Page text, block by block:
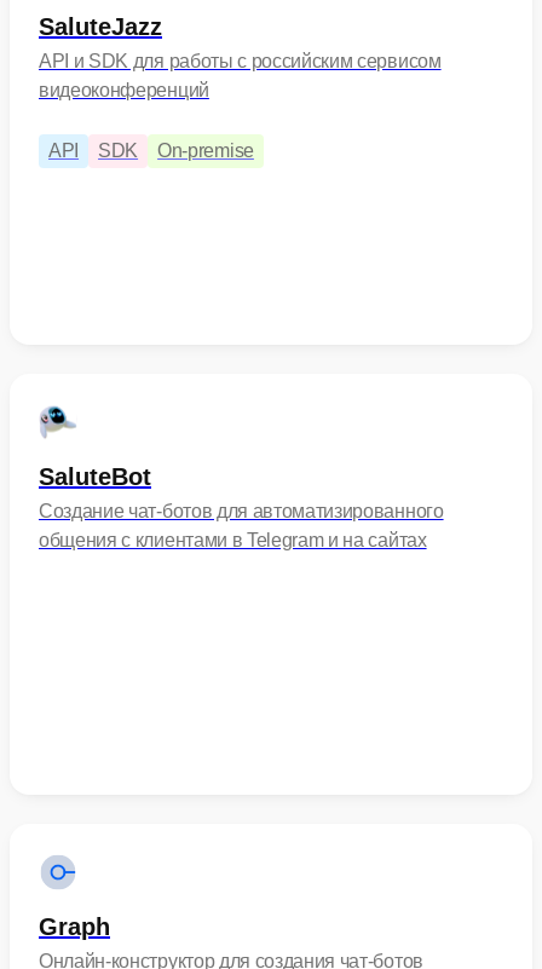
SaluteJazz
API и SDK для работы с российским сервисом
видеоконференций
API SDK On-premise
SaluteBot
Создание чат-ботов для автоматизированного
общения с клиентами в Telegram и на сайтах
Graph
Онлайн-конструктор для создания чат-ботов